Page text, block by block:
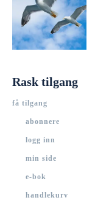
Rask tilgang
få tilgang
abonnere
logg inn
min side
e-bok
handlekurv